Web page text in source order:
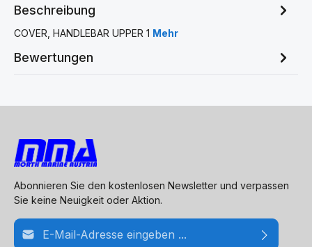
Beschreibung
COVER, HANDLEBAR UPPER 1 Mehr
Bewertungen
Abonnieren Sie den kostenlosen Newsletter und verpassen
Sie keine Neuigkeit oder Aktion.
E-Mail-Adresse*